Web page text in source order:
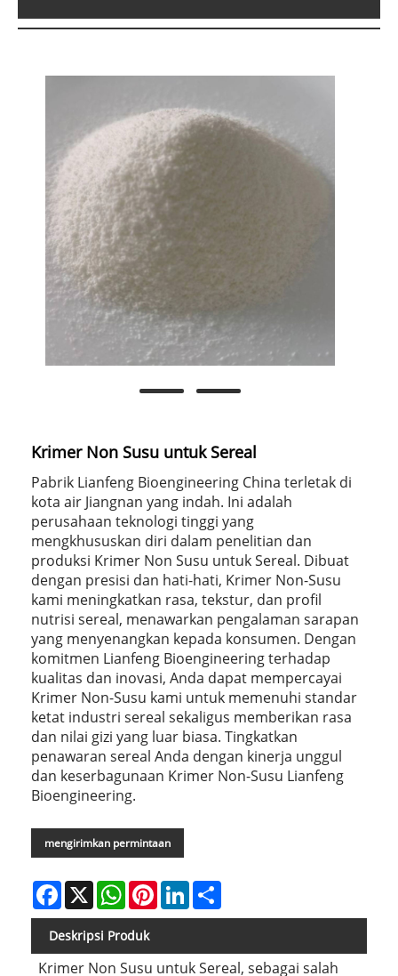
Krimer Non Susu untuk Sereal
Pabrik Lianfeng Bioengineering China terletak di
kota air Jiangnan yang indah. Ini adalah
perusahaan teknologi tinggi yang
mengkhususkan diri dalam penelitian dan
produksi Krimer Non Susu untuk Sereal. Dibuat
dengan presisi dan hati-hati, Krimer Non-Susu
kami meningkatkan rasa, tekstur, dan profil
nutrisi sereal, menawarkan pengalaman sarapan
yang menyenangkan kepada konsumen. Dengan
komitmen Lianfeng Bioengineering terhadap
kualitas dan inovasi, Anda dapat mempercayai
Krimer Non-Susu kami untuk memenuhi standar
ketat industri sereal sekaligus memberikan rasa
dan nilai gizi yang luar biasa. Tingkatkan
penawaran sereal Anda dengan kinerja unggul
dan keserbagunaan Krimer Non-Susu Lianfeng
Bioengineering.
mengirimkan permintaan
Facebook
X WhatsAppPinterestLinkedIn
Deskripsi Produk
Krimer Non Susu untuk Sereal, sebagai salah